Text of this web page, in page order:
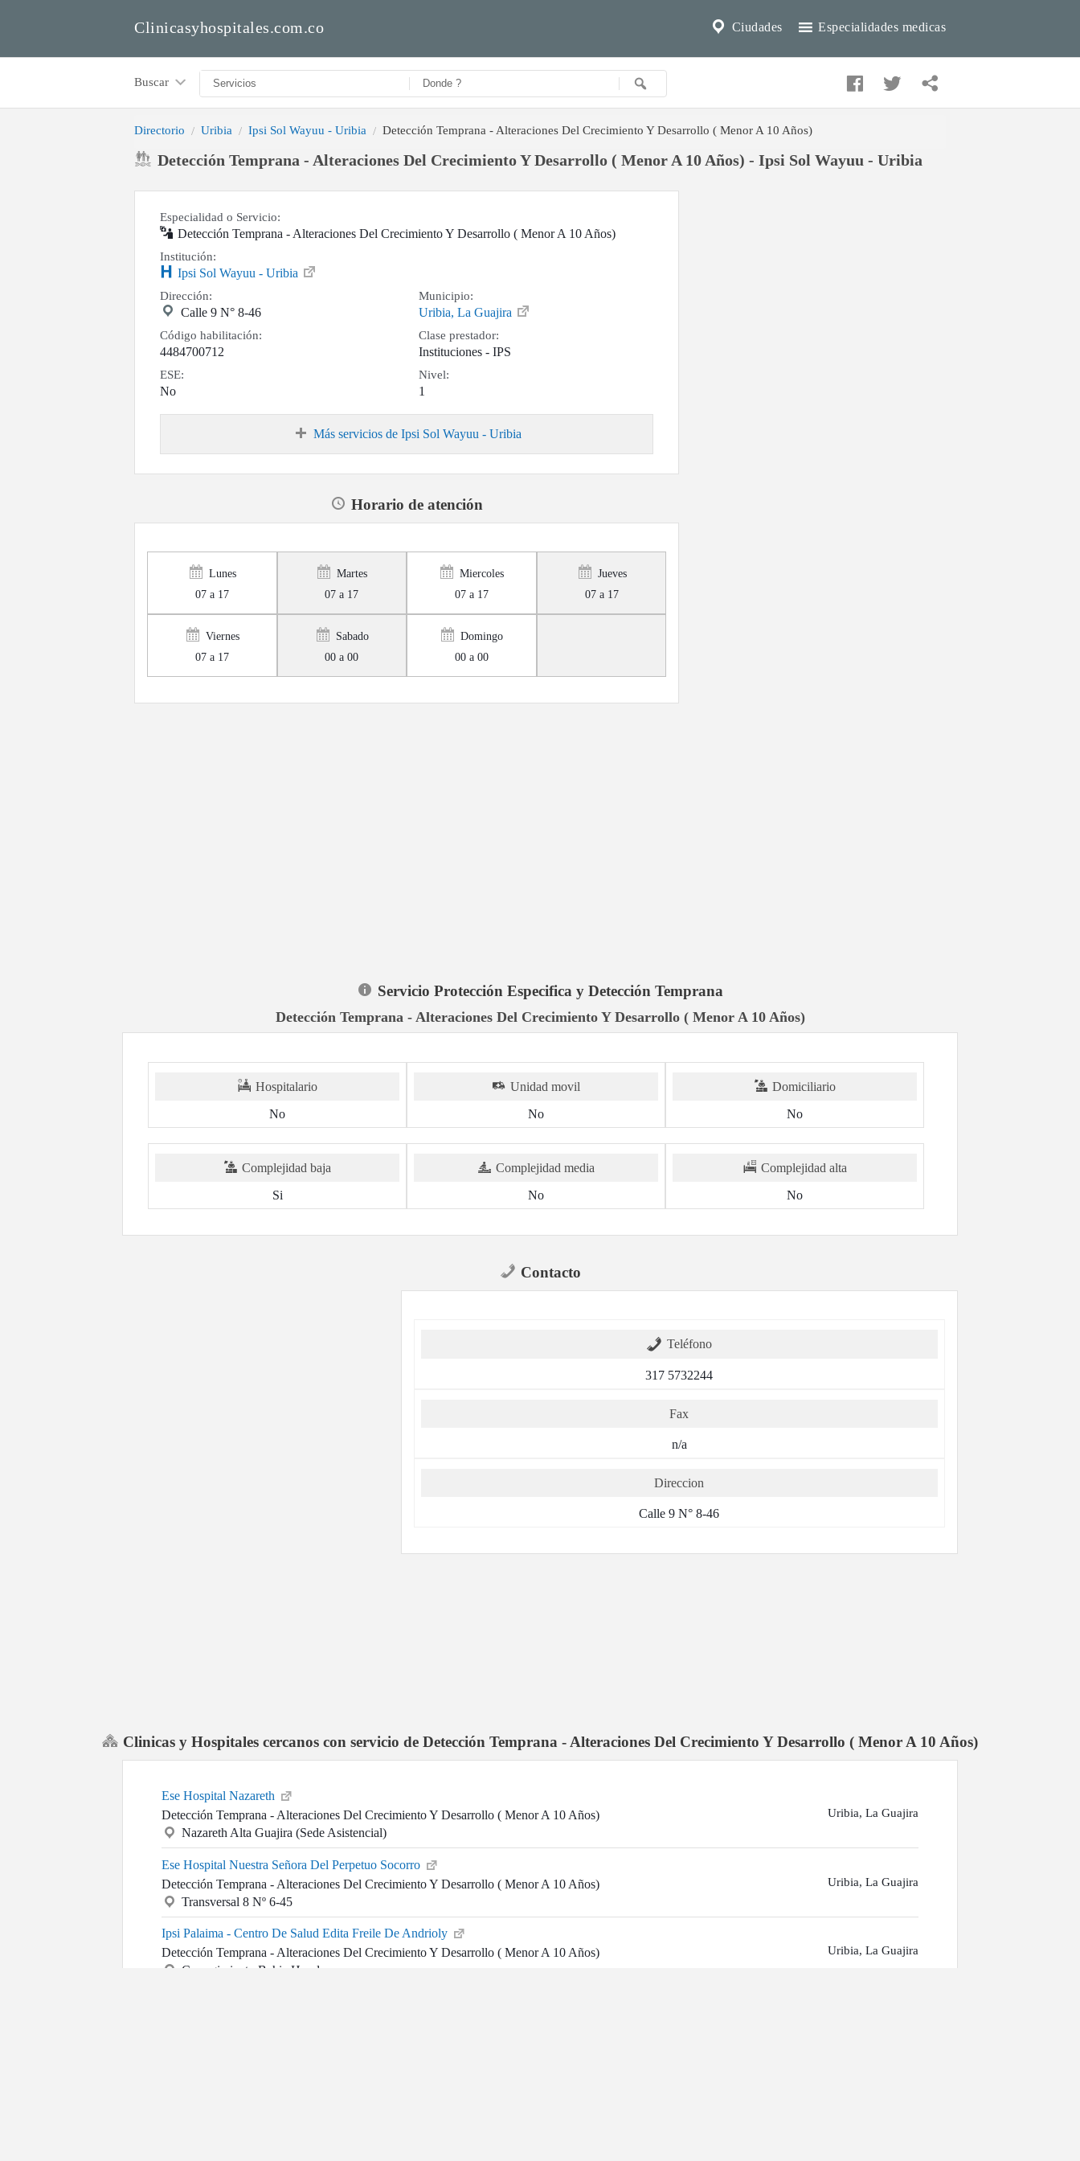
Especialidades medicas
Ciudades
Clinicasyhospitales.com.co
Buscar
Directorio Uribia Ipsi Sol Wayuu - Uribia Detección Temprana - Alteraciones Del Crecimiento Y Desarrollo ( Menor A 10 Años)
Detección Temprana - Alteraciones Del Crecimiento Y Desarrollo ( Menor A 10 Años) - Ipsi Sol Wayuu - Uribia
Especialidad o Servicio:
Detección Temprana - Alteraciones Del Crecimiento Y Desarrollo ( Menor A 10 Años)
Institución:
Ipsi Sol Wayuu - Uribia
Dirección:
Calle 9 N° 8-46
Código habilitación:
4484700712
ESE:
No
Municipio:
Uribia, La Guajira
Clase prestador:
Instituciones - IPS
Nivel:
1
Más servicios de Ipsi Sol Wayuu - Uribia
Horario de atención
Lunes
07 a 17
Martes
07 a 17
Miercoles
07 a 17
Jueves
07 a 17
Viernes
07 a 17
Sabado
00 a 00
Domingo
00 a 00
Servicio Protección Especifica y Detección Temprana
Detección Temprana - Alteraciones Del Crecimiento Y Desarrollo ( Menor A 10 Años)
Hospitalario
No
Unidad movil
No
Domiciliario
No
Complejidad baja
Si
Complejidad media
No
Complejidad alta
No
Contacto
Teléfono
317 5732244
Fax
n/a
Direccion
Calle 9 N° 8-46
Clinicas y Hospitales cercanos con servicio de Detección Temprana - Alteraciones Del Crecimiento Y Desarrollo ( Menor A 10 Años)
Ese Hospital Nazareth
Detección Temprana - Alteraciones Del Crecimiento Y Desarrollo ( Menor A 10 Años)
Uribia, La Guajira
Nazareth Alta Guajira (Sede Asistencial)
Ese Hospital Nuestra Señora Del Perpetuo Socorro
Detección Temprana - Alteraciones Del Crecimiento Y Desarrollo ( Menor A 10 Años)
Uribia, La Guajira
Transversal 8 Nº 6-45
Ipsi Palaima - Centro De Salud Edita Freile De Andrioly
Detección Temprana - Alteraciones Del Crecimiento Y Desarrollo ( Menor A 10 Años)
Uribia, La Guajira
Corregimiento Bahia Honda